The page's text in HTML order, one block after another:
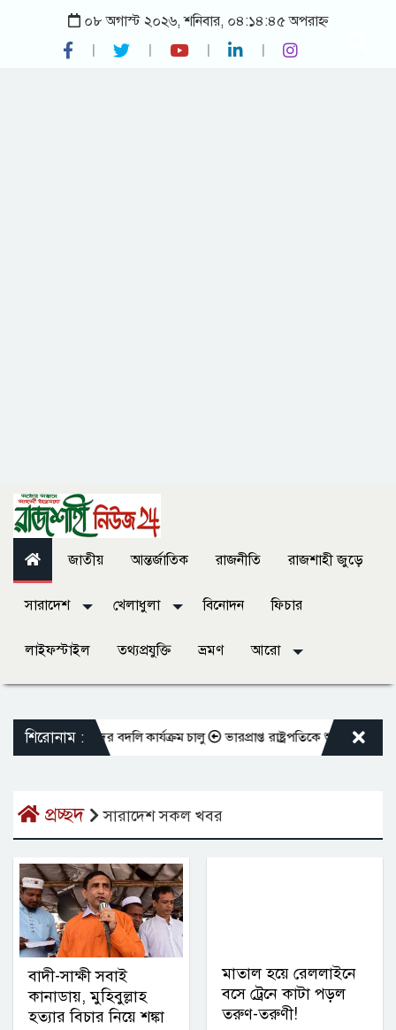
০৮ অগাস্ট ২০২৬, শনিবার, ০৪:১৪:৪৫ অপরাহ্ন
জাতীয় আন্তর্জাতিক রাজনীতি রাজশাহী জুড়ে
সারাদেশ খেলাধুলা বিনোদন ফিচার
লাইফস্টাইল তথ্যপ্রযুক্তি ভ্রমণ আরো
শিরোনাম :
শিক্ষকদের বদলি কার্যক্রম চালু ভারপ্রাপ্ত রাষ্ট্রপতিকে শুভেচ্ছা জানালেন
প্রচ্ছদ সারাদেশ সকল খবর
বাদী-সাক্ষী সবাই
কানাডায়, মুহিবুল্লাহ
হত্যার বিচার নিয়ে শঙ্কা
মাতাল হয়ে রেললাইনে
বসে ট্রেনে কাটা পড়ল
তরুণ-তরুণী!